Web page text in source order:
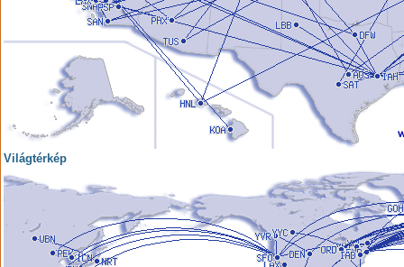
Világtérkép